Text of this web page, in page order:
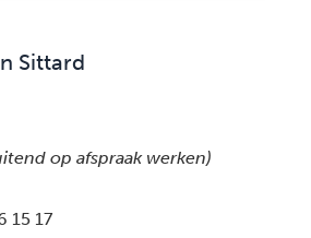
Sittard
op afspraak werken)
15 17